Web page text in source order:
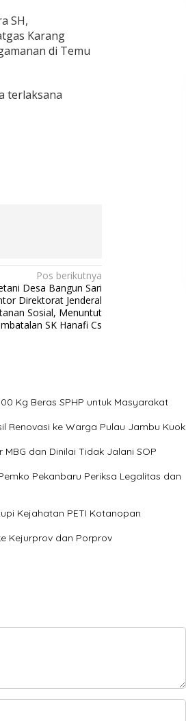
SH,
Karang
di Temu
terlaksana
Pos berikutnya
Desa Bangun Sari
Direktorat Jenderal
Sosial, Menuntut
SK Hanafi Cs
Kg Beras SPHP untuk Masyarakat
Renovasi ke Warga Pulau Jambu Kuok
dan Dinilai Tidak Jalani SOP
Pekanbaru Periksa Legalitas dan
Kejahatan PETI Kotanopan
Kejurprov dan Porprov